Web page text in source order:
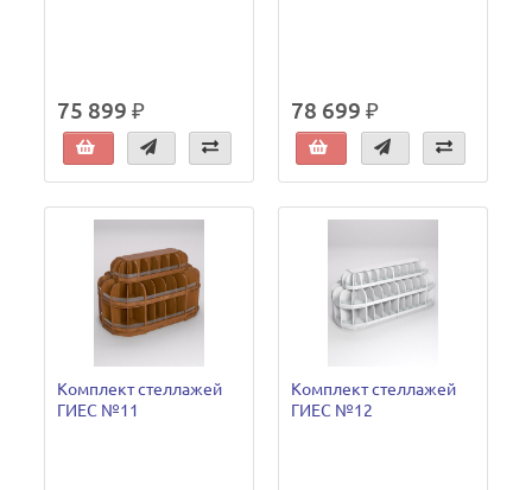
75 899 ₽ 78 699 ₽
Комплект стеллажей
ГИЕС №11
Комплект стеллажей
ГИЕС №12